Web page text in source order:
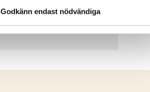
Godkänn endast nödvändiga